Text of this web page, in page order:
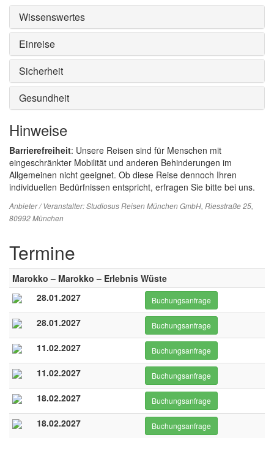
Wissenswertes
Einreise
Sicherheit
Gesundheit
Hinweise
Barrierefreiheit: Unsere Reisen sind für Menschen mit
eingeschränkter Mobilität und anderen Behinderungen im
Allgemeinen nicht geeignet. Ob diese Reise dennoch Ihren
individuellen Bedürfnissen entspricht, erfragen Sie bitte bei uns.
Anbieter / Veranstalter:Studiosus Reisen München GmbH, Riesstraße 25,
80992 München
Termine
Marokko – Marokko – Erlebnis Wüste
28.01.2027
Buchungsanfrage
28.01.2027 Buchungsanfrage
11.02.2027 Buchungsanfrage
11.02.2027 Buchungsanfrage
18.02.2027 Buchungsanfrage
18.02.2027 Buchungsanfrage